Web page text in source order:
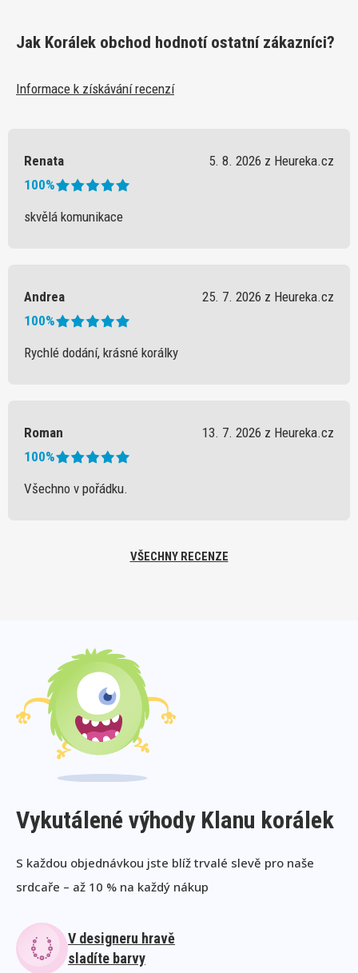
Jak Korálek obchod hodnotí ostatní zákazníci?
Informace k získávání recenzí
Renata
5. 8. 2026 z Heureka.cz
100%
skvělá komunikace
Andrea
25. 7. 2026 z Heureka.cz
100%
Rychlé dodání, krásné korálky
Roman
13. 7. 2026 z Heureka.cz
100%
Všechno v pořádku.
VŠECHNY RECENZE
Vykutálené výhody Klanu korálek
S každou objednávkou jste blíž trvalé slevě pro naše
srdcaře – až 10 % na každý nákup
V designeru hravě
sladíte barvy